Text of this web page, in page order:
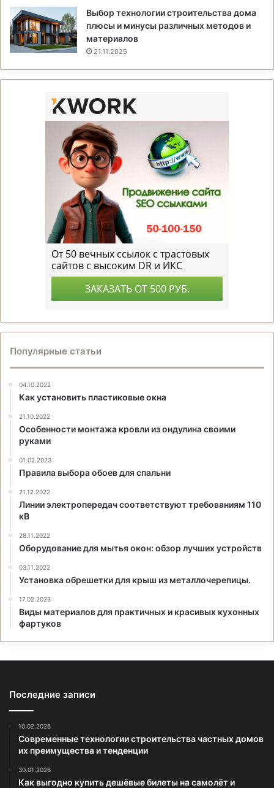
Выбор технологии строительства дома
плюсы и минусы различных методов и
материалов
21.11.2025
Популярные статьи
04.10.2022
Как установить пластиковые окна
21.10.2022
Особенности монтажа кровли из ондулина своими
руками
01.02.2023
Правила выбора обоев для спальни
21.12.2022
Линии электропередач соответствуют требованиям 110
кВ
28.11.2022
Оборудование для мытья окон: обзор лучших устройств
03.11.2022
Установка обрешетки для крыш из металлочерепицы.
17.02.2023
Виды материалов для практичных и красивых кухонных
фартуков
Последние записи
10.02.2026
Современные технологии строительства частных домов
их преимущества и тенденции
30.01.2026
Как выгодно купить дешёвые билеты на самолёт и